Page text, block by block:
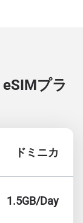
eSIMプラ
ドミニカ
1.5GB/Day